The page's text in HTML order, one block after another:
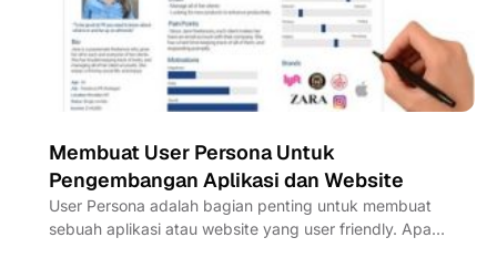
Membuat User Persona Untuk
Pengembangan Aplikasi dan Website
User Persona adalah bagian penting untuk membuat
sebuah aplikasi atau website yang user friendly. Apa